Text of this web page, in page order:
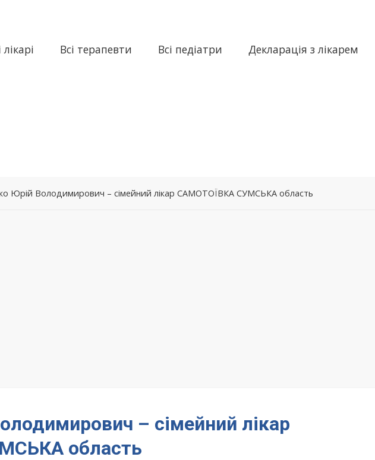
Всі терапевти Всі педіатри Декларація з лікарем
Юрій Володимирович – сімейний лікар САМОТОЇВКА СУМСЬКА область
– сімейний лікар
область